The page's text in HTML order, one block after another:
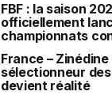
FBF : la saison
officiellement
championnats
France –
sélectionneur
devient réalité